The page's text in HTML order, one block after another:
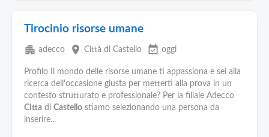
Tirocinio risorse umane
apartment adecco place Città di Castello event_available oggi
Profilo Il mondo delle risorse umane ti appassiona e sei alla
ricerca dell'occasione giusta per metterti alla prova in un
contesto strutturato e professionale? Per la filiale Adecco
Citta di Castello stiamo selezionando una persona da
inserire...